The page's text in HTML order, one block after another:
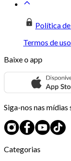
Política
Termos de uso
Baixe o app
Siga-nos nas mídias
Categorias